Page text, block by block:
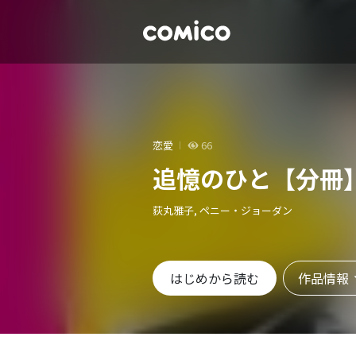
恋愛 66
追憶のひと【分冊
荻丸雅子, ペニー・ジョーダン
はじめから読む 作品情報